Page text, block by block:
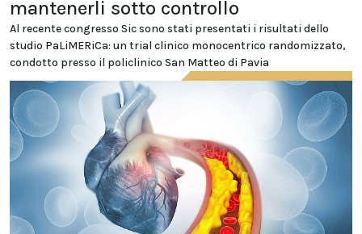
mantenerli sotto controllo
Al recente congresso Sic sono stati presentati i risultati dello
studio PaLiMERiCa: un trial clinico monocentrico randomizzato,
condotto presso il policlinico San Matteo di Pavia